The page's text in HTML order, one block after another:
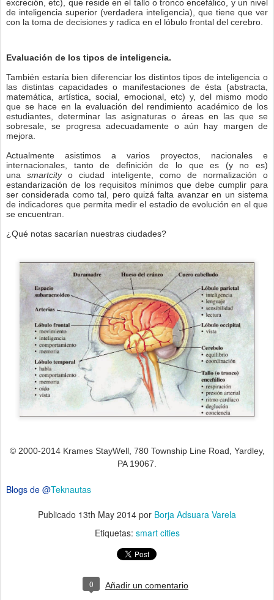
excreción, etc), que reside en el tallo o tronco encefálico, y un nivel
de inteligencia superior (verdadera inteligencia), que tiene que ver
con la toma de decisiones y radica en el lóbulo frontal del cerebro.
Evaluación de los tipos de inteligencia.
También estaría bien diferenciar los distintos tipos de inteligencia o
las distintas capacidades o manifestaciones de ésta (abstracta,
matemática, artística, social, emocional, etc) y, del mismo modo
que se hace en la evaluación del rendimiento académico de los
estudiantes, determinar las asignaturas o áreas en las que se
sobresale, se progresa adecuadamente o aún hay margen de
mejora.
Actualmente asistimos a varios proyectos, nacionales e
internacionales, tanto de definición de lo que es (y no es)
unasmartcityo ciudad inteligente, como de normalización o
estandarización de los requisitos mínimos que debe cumplir para
ser considerada como tal, pero quizá falta avanzar en un sistema
de indicadores que permita medir el estadio de evolución en el que
se encuentran.
¿Qué notas sacarían nuestras ciudades?
© 2000-2014 Krames StayWell, 780 Township Line Road, Yardley,
PA 19067.
Blogs de @Teknautas
Publicado 13th May 2014 por Borja Adsuara Varela
Etiquetas: smart cities
0 Añadir un comentario